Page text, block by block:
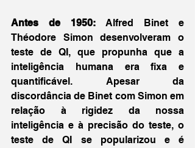
Antes de 1950: Alfred Binet e
Théodore Simon desenvolveram o
teste de QI, que propunha que a
inteligência humana era fixa e
quantificável. Apesar da
discordância de Binet com Simon em
relação à rigidez da nossa
inteligência e à precisão do teste, o
teste de QI se popularizou e é